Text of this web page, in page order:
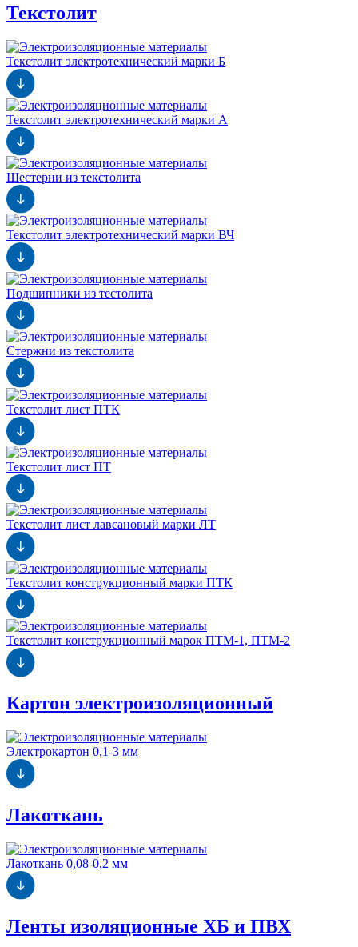
Текстолит
Текстолит электротехнический марки Б
Текстолит электротехнический марки А
Шестерни из текстолита
Текстолит электротехнический марки ВЧ
Подшипники из тестолита
Стержни из текстолита
Текстолит лист ПТК
Текстолит лист ПТ
Текстолит лист лавсановый марки ЛТ
Текстолит конструкционный марки ПТК
Текстолит конструкционный марок ПТМ-1, ПТМ-2
Картон электроизоляционный
Электрокартон 0,1-3 мм
Лакоткань
Лакоткань 0,08-0,2 мм
Ленты изоляционные ХБ и ПВХ